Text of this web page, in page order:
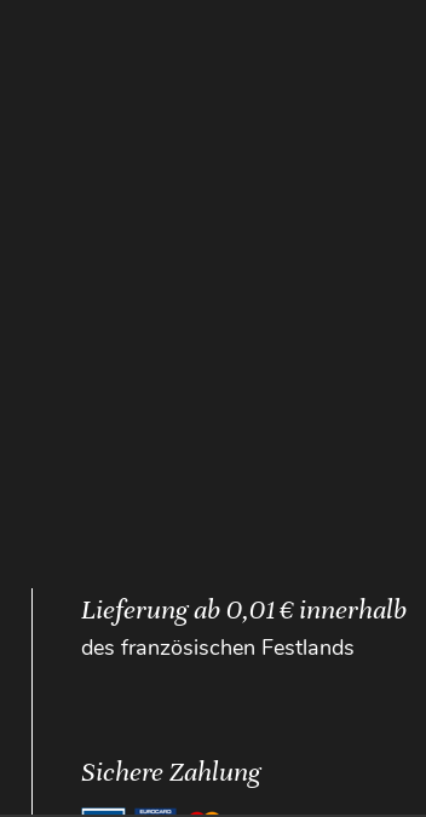
Lieferung ab 0,01 € innerhalb
des französischen Festlands
Sichere Zahlung